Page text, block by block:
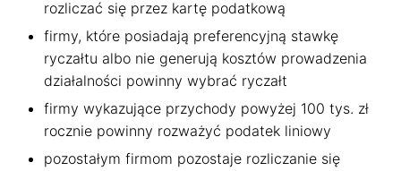
rozliczać się przez kartę podatkową
firmy, które posiadają preferencyjną stawkę
ryczałtu albo nie generują kosztów prowadzenia
działalności powinny wybrać ryczałt
firmy wykazujące przychody powyżej 100 tys. zł
rocznie powinny rozważyć podatek liniowy
pozostałym firmom pozostaje rozliczanie się